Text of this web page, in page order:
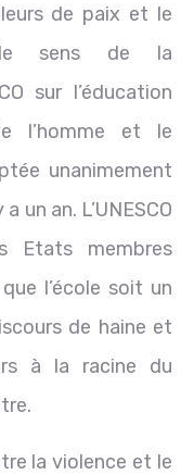
de paix et le
le sens de la
sur l’éducation
l’homme et le
unanimement
un an. L’UNESCO
Etats membres
l’école soit un
de haine et
à la racine du
la violence et le